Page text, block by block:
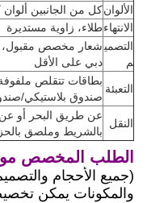
الألوانكل من الجانبين ألوان
الانتهاءطلاء، زاوية مستديرة
التصمي
م
دبي على الأقل
التعبئة
بطاقات تتقلص
صندوق بلاستيكي/
النقل
عن طريق البحر أو
بالشريط وملصق
الطلب المخصص
(جميع الأحجام
والمكونات يمكن